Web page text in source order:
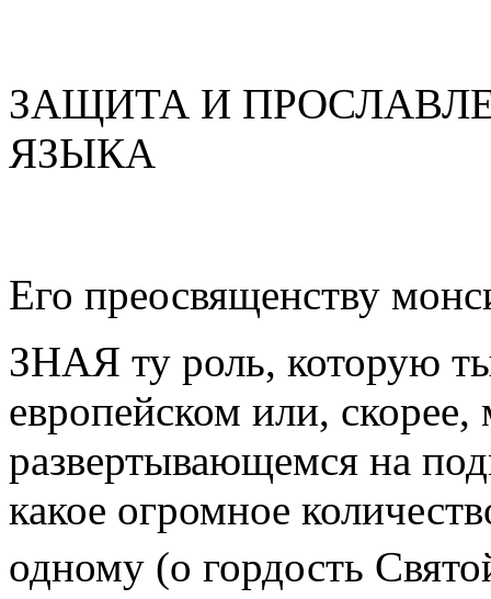
ЗАЩИТА И
ЯЗЫКА
Его преосвященству
ЗНАЯ ту роль, которую
европейском или,
развертывающемся на
какое огромное
одному (о гордость